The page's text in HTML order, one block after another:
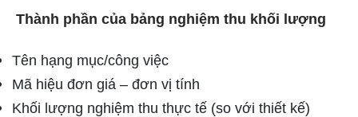
Thành phần của bảng nghiệm thu khối lượng
Tên hạng mục/công việc
Mã hiệu đơn giá – đơn vị tính
Khối lượng nghiệm thu thực tế (so với thiết kế)